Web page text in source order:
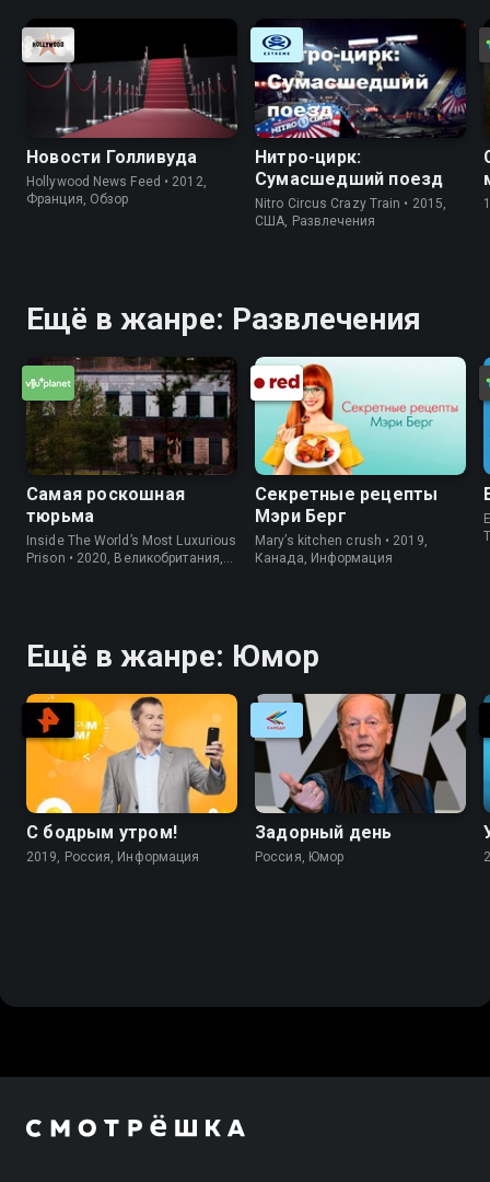
Новости Голливуда
Hollywood News Feed • 2012,
Франция, Обзор
Нитро-цирк:
Сумасшедший поезд
Nitro Circus Crazy Train • 2015,
США, Развлечения
Ещё в жанре: Развлечения
Самая роскошная
тюрьма
Inside The World’s Most Luxurious
Prison • 2020, Великобритания,
Секретные рецепты
Мэри Берг
Mary’s kitchen crush • 2019,
Канада, Информация
Ещё в жанре: Юмор
С бодрым утром!
2019, Россия, Информация
Задорный день
Россия, Юмор